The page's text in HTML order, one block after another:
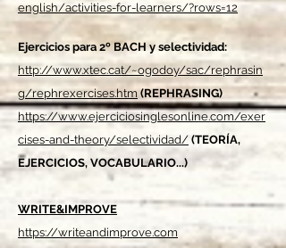
english/activities-for-learners/?rows=12
Ejercicios para 2º BACH y selectividad:
http://www.xtec.cat/~ogodoy/sac/rephrasin
g/rephrexercises.htm (REPHRASING)
https://www.ejerciciosinglesonline.com/exer
cises-and-theory/selectividad/ (TEORÍA,
EJERCICIOS, VOCABULARIO...)
WRITE&IMPROVE
https://writeandimprove.com